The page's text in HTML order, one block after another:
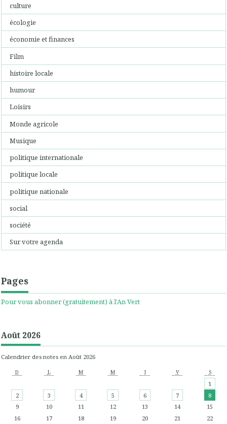
culture
écologie
économie et finances
Film
histoire locale
humour
Loisirs
Monde agricole
Musique
politique internationale
politique locale
politique nationale
social
société
Sur votre agenda
Pages
Pour vous abonner (gratuitement) à l'An Vert
Août 2026
Calendrier des notes en Août 2026
D L M M J V S
1
2
3 4 5 6 7
8
9
10 11 12 13 14
15
16
17 18 19 20 21
22